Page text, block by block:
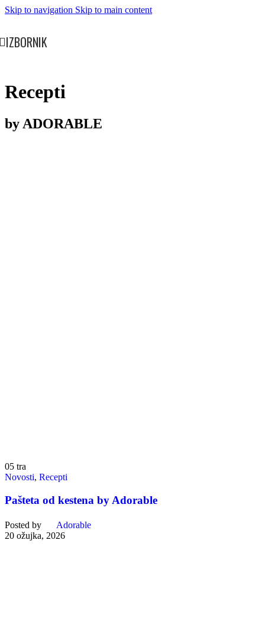
Skip to navigation Skip to main content
IZBORNIK
Recepti
by ADORABLE
05 tra
Novosti, Recepti
Pašteta od kestena by Adorable
Posted by
Adorable
20 ožujka, 2026